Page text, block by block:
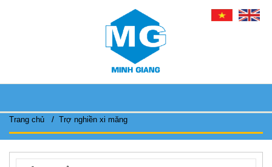
Trang chủ / Trợ nghiền xi măng